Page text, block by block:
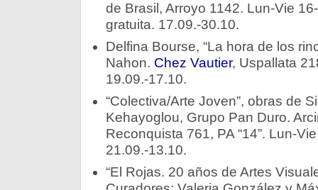
de Brasil, Arroyo 1142. Lun-Vie
gratuita. 17.09.-30.10.
Delfina Bourse, “La hora de los
Nahon. Chez Vautier, Uspallata
19.09.-17.10.
“Colectiva/Arte Joven”, obras de
Kehayoglou, Grupo Pan Duro.
Reconquista 761, PA “14”. Lun-
21.09.-13.10.
“El Rojas. 20 años de Artes